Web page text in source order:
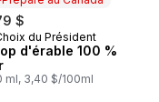
$
au Canada
du Président
d'érable 100 %
ml, 3,40 $/100ml